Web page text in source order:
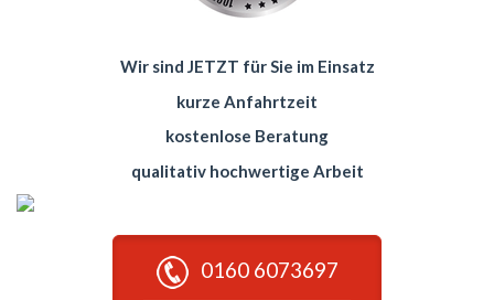
Wir sind JETZT für Sie im Einsatz
kurze Anfahrtzeit
kostenlose Beratung
qualitativ hochwertige Arbeit
0160 6073697